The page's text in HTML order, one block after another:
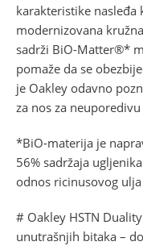
karakteristike
modernizovana
sadrži BiO-Matter®*
pomaže da se
je Oakley odavno
za nos za
*BiO-materija je
56% sadržaja
odnos ricinusovog
# Oakley HSTN
unutrašnjih bitaka –